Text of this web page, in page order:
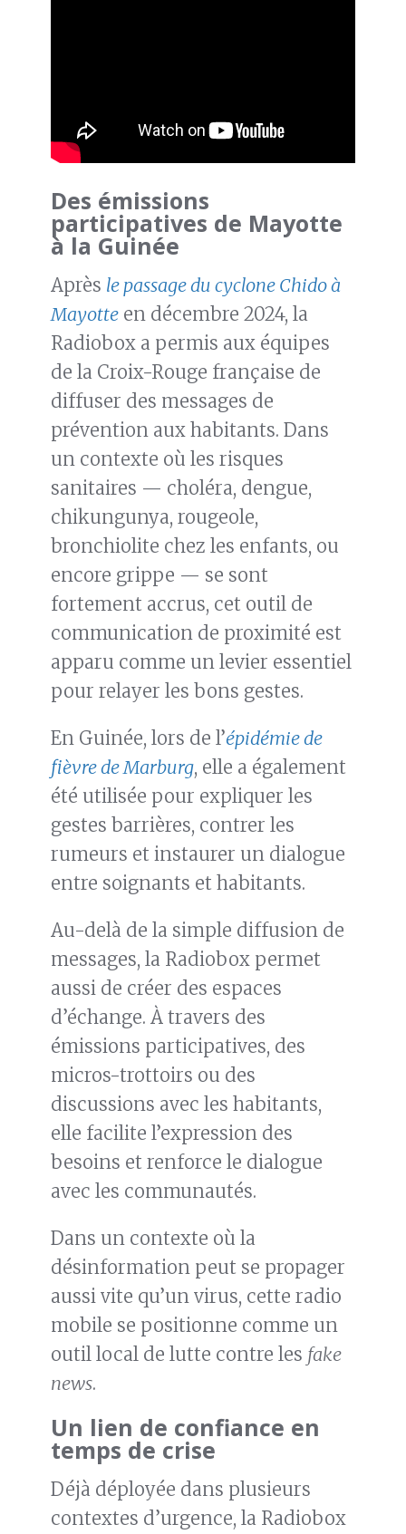
Des émissions
participatives de Mayotte
à la Guinée
Après le passage du cyclone Chido à
Mayotte en décembre 2024, la
Radiobox a permis aux équipes
de la Croix-Rouge française de
diffuser des messages de
prévention aux habitants. Dans
un contexte où les risques
sanitaires — choléra, dengue,
chikungunya, rougeole,
bronchiolite chez les enfants, ou
encore grippe — se sont
fortement accrus, cet outil de
communication de proximité est
apparu comme un levier essentiel
pour relayer les bons gestes.
En Guinée, lors de l’épidémie de
fièvre de Marburg, elle a également
été utilisée pour expliquer les
gestes barrières, contrer les
rumeurs et instaurer un dialogue
entre soignants et habitants.
Au-delà de la simple diffusion de
messages, la Radiobox permet
aussi de créer des espaces
d’échange. À travers des
émissions participatives, des
micros-trottoirs ou des
discussions avec les habitants,
elle facilite l’expression des
besoins et renforce le dialogue
avec les communautés.
Dans un contexte où la
désinformation peut se propager
aussi vite qu’un virus, cette radio
mobile se positionne comme un
outil local de lutte contre les fake
news.
Un lien de confiance en
temps de crise
Déjà déployée dans plusieurs
contextes d’urgence, la Radiobox